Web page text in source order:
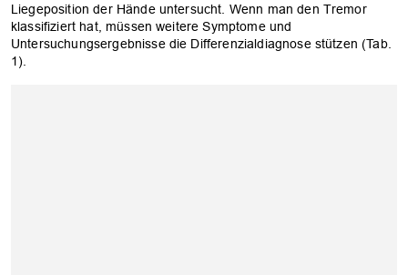
Liegeposition der Hände untersucht. Wenn man den Tremor
klassifiziert hat, müssen weitere Symptome und
Untersuchungsergebnisse die Differenzialdiagnose stützen (Tab.
1).